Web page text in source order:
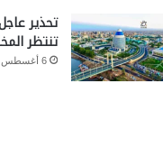
تحذير
تنتظر
6 أغسطس، 2026